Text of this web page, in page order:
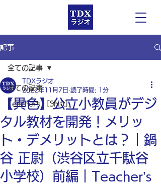
記事
全ての記事
Teacher’s ［Shift］
全ての記事
【異色】公立小教員がデジ
タル教材を開発！メリッ
ト・デメリットとは？｜鍋
谷 正尉（渋谷区立千駄谷
小学校）前編｜Teacher’s
TDXラジオ
2022年11月7日 読了時間: 1分